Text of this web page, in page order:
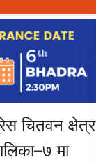
चितवन क्षेत्र
मा